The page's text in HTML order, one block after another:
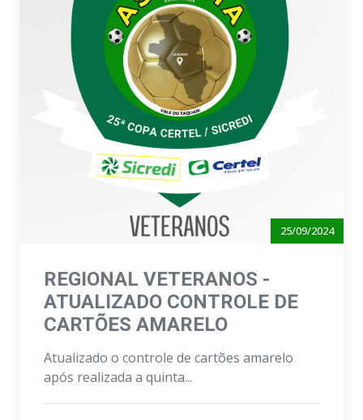
25/09/2024
REGIONAL VETERANOS -
ATUALIZADO CONTROLE DE
CARTÕES AMARELO
Atualizado o controle de cartões amarelo
após realizada a quinta...